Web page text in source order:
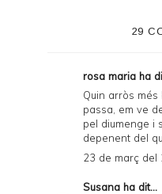
r
i
e
n
d
29
rosa maria ha
Quin arròs més
passa, em ve
pel diumenge i
depenent del
23 de març del
Susana ha dit...